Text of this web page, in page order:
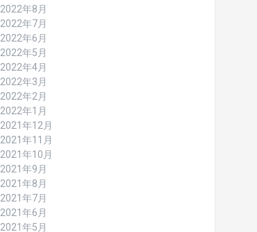
2022年8月
2022年7月
2022年6月
2022年5月
2022年4月
2022年3月
2022年2月
2022年1月
2021年12月
2021年11月
2021年10月
2021年9月
2021年8月
2021年7月
2021年6月
2021年5月